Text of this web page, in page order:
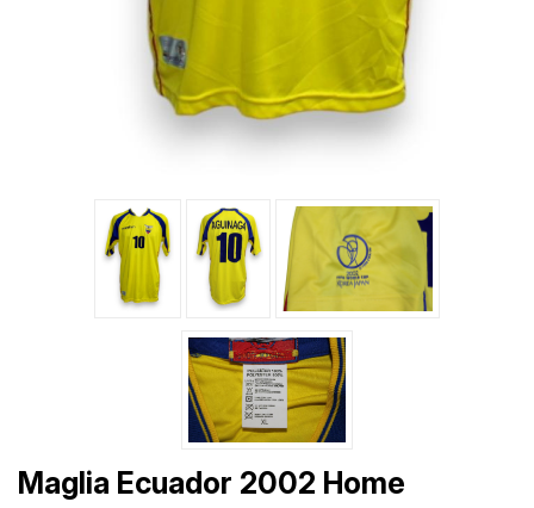
Maglia Ecuador 2002 Home